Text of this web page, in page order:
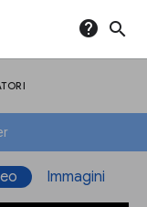
help search
Immagini